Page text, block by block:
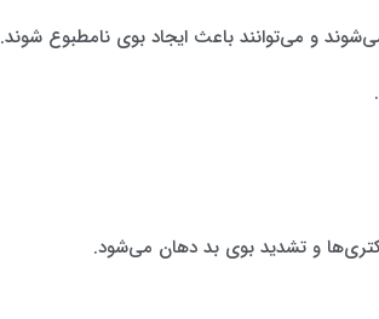
و می‌توانند باعث ایجاد بوی نامطبوع شوند.
و تشدید بوی بد دهان می‌شود.